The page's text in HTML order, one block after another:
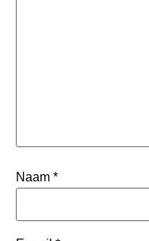
Naam *